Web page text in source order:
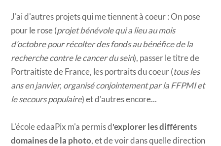
J'ai d'autres projets qui me tiennent à coeur : On pose
pour le rose (projet bénévole qui a lieu au mois
d'octobre pour récolter des fonds au bénéfice de la
recherche contre le cancer du sein), passer le titre de
Portraitiste de France, les portraits du coeur (tous les
ans en janvier, organisé conjointement par la FFPMI et
le secours populaire) et d'autres encore...
L'école edaaPix m'a permis d 'explorer les différents
domaines de la photo, et de voir dans quelle direction